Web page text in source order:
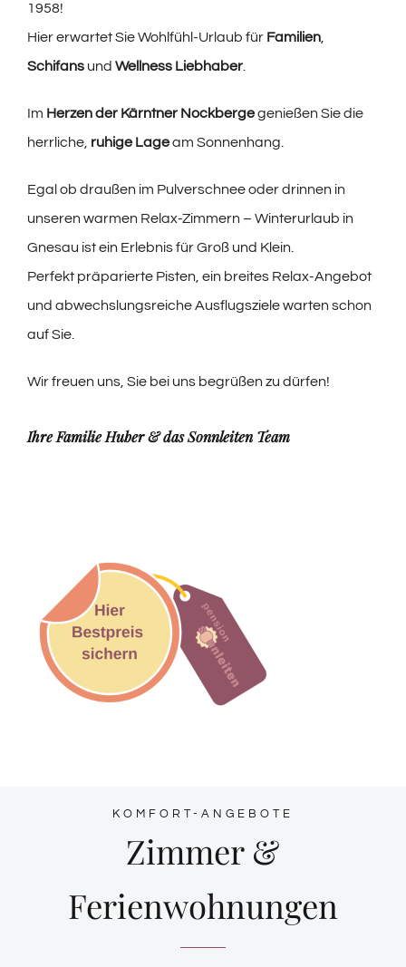
1958!
Hier erwartet Sie Wohlfühl-Urlaub für Familien
Schifans und Wellness Liebhaber
Im Herzen der Kärntner Nockbergegenießen Sie die
herrliche, ruhige Lageam Sonnenhang.
Egal ob draußen im Pulverschnee oder drinnen in
unseren warmen Relax-Zimmern – Winterurlaub in
Gnesau ist ein Erlebnis für Groß und Klein.
Perfekt präparierte Pisten, ein breites Relax-Angebot
und abwechslungsreiche Ausflugsziele warten schon
auf Sie.
Wir freuen uns, Sie bei uns begrüßen zu dürfen!
Ihre Familie Huber & das Sonnleiten Team
KOMFORT-ANGEBOTE
Zimmer &
Ferienwohnungen